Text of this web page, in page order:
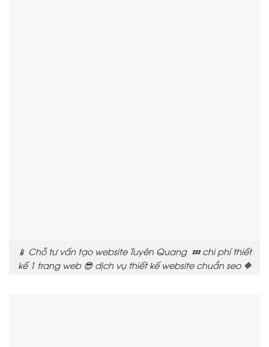
📱 Chỗ tư vấn tạo website Tuyên Quang 💤 chi phí thiết
kế 1 trang web 😎 dịch vụ thiết kế website chuẩn seo 🔶